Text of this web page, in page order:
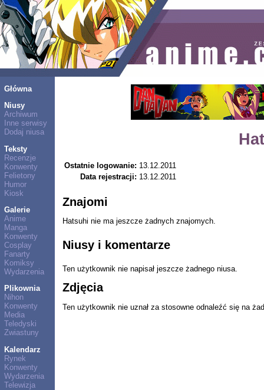
Główna
Niusy
Archiwum
Inne serwisy
Dodaj niusa
Teksty
Recenzje
Konwenty
Felietony
Humor
Kiosk
Galerie
Anime
Manga
Konwenty
Cosplay
Fanarty
Komiksy
Wydarzenia
Plikownia
Nihon
Konwenty
Media
Teledyski
Zwiastuny
Kalendarz
Rynek
Konwenty
Wydarzenia
Telewizja
Ostatnie logowanie: 13.12.2011
Data rejestracji: 13.12.2011
Znajomi
Hatsuhi nie ma jeszcze żadnych znajomych.
Niusy i komentarze
Ten użytkownik nie napisał jeszcze żadnego niusa.
Zdjęcia
Ten użytkownik nie uznał za stosowne odnaleźć się na